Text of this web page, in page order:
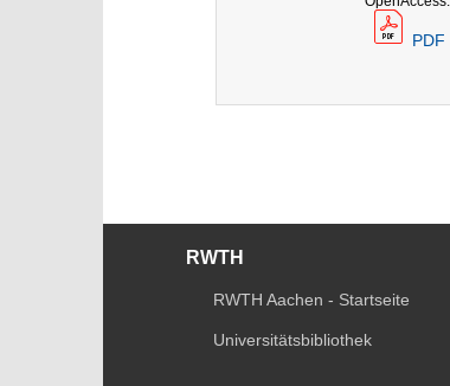
PDF
RWTH
RWTH Aachen - Startseite
Universitätsbibliothek